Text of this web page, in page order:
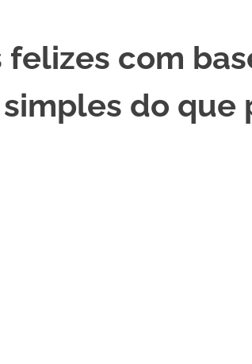
felizes com
do que